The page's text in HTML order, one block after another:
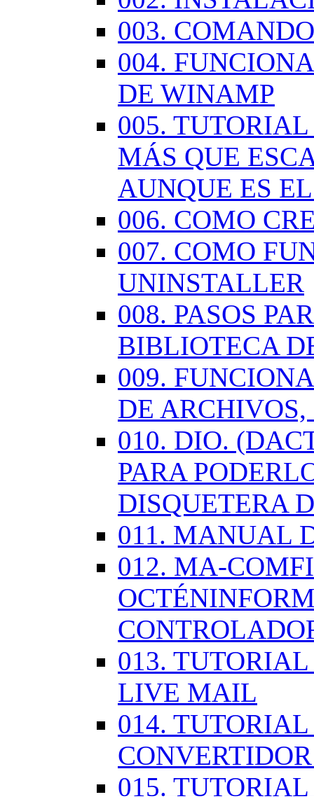
003.
004.
DE WINAMP
005.
MÁS QUE
AUNQUE ES
006. COMO
007. COMO
UNINSTALLER
008. PASOS
BIBLIOTECA
009.
DE
010. DIO.
PARA
DISQUETERA
011. MANUAL
012. MA-
013.
LIVE MAIL
014.
015.